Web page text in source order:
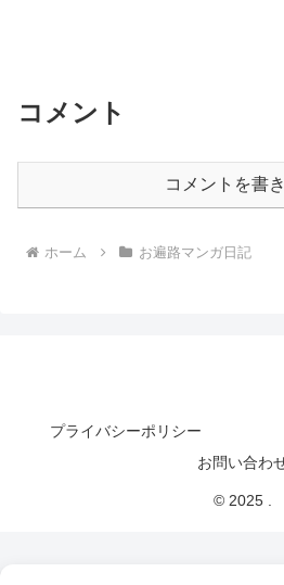
コメント
コメントを書
ホーム お遍路マンガ日記
プライバシーポリシー
お問い合わ
© 2025 .